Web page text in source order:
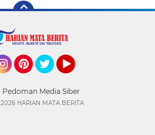
Pedoman Media Siber
2026 HARIAN MATA BERITA